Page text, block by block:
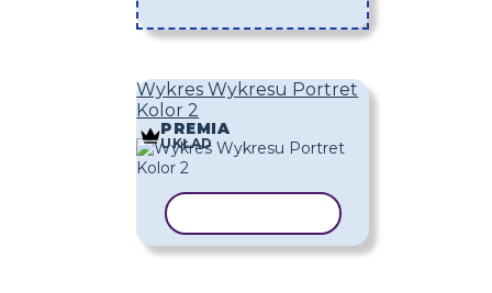
Wykres Wykresu Portret
Kolor 2
PREMIA
UKŁAD